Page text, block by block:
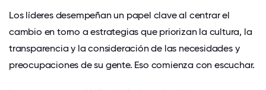
Los líderes desempeñan un papel clave al centrar el
cambio en torno a estrategias que priorizan la cultura, la
transparencia y la consideración de las necesidades y
preocupaciones de su gente. Eso comienza con escuchar.